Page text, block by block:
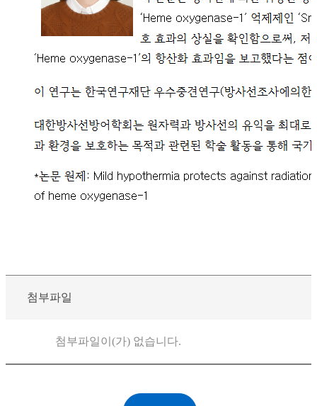
첨부파일
첨부파일이(가) 없습니다.